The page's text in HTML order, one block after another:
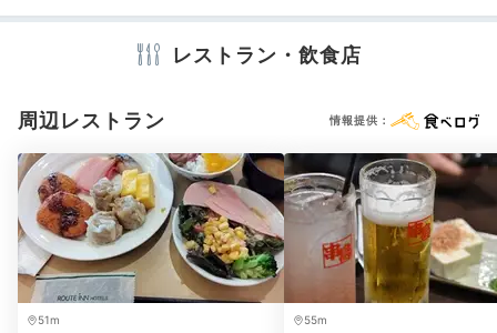
カミソリ 洗顔 シャンプー リンス ボディソープ タオル
ドライヤー お茶セット 電気ポット
※設備・アメニティは、確認が取れている情報を表示しています。
レストラン・飲食店
周辺レストラン 情報提供：
51m
55m